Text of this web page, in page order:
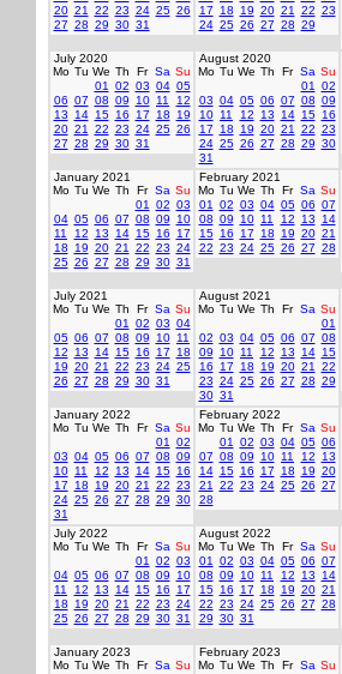
20 21 22 23 24 25 26
27 28 29 30 31
17
18 19 20 21 22 23
24 25 26 27 28 29
July 2020
Mo Tu We Th Fr Sa Su
01
02 03 04 05
06 07 08 09 10 11
12
13
14 15 16 17 18
19
20 21 22 23 24 25 26
27 28 29 30 31
August 2020
Mo Tu We Th Fr Sa Su
01
02
03 04 05 06 07 08 09
10 11 12 13 14 15 16
17
18 19 20 21 22 23
24 25 26 27 28 29 30
31
January 2021
Mo Tu We Th Fr Sa Su
01
02 03
04 05 06 07 08 09
10
11
12 13 14 15 16
17
18
19 20 21 22 23 24
25 26 27 28 29 30 31
February 2021
Mo Tu We Th Fr Sa Su
01
02 03 04 05 06 07
08 09 10 11 12 13
14
15 16 17 18 19 20 21
22 23 24 25 26 27 28
July 2021
Mo Tu We Th Fr Sa Su
01
02 03 04
05 06 07 08 09 10 11
12
13 14 15 16 17
18
19 20 21 22 23 24 25
26 27 28 29 30 31
August 2021
Mo Tu We Th Fr Sa Su
01
02 03 04 05 06 07 08
09
10 11 12 13 14 15
16
17 18 19 20 21
22
23 24 25 26 27 28 29
30 31
January 2022
Mo Tu We Th Fr Sa Su
01
02
03 04 05 06 07 08 09
10 11 12 13 14 15 16
17
18 19 20 21 22 23
24 25 26 27 28 29 30
31
February 2022
Mo Tu We Th Fr Sa Su
01
02 03 04 05 06
07 08 09 10 11 12
13
14 15 16 17 18 19 20
21
22 23 24 25 26 27
28
July 2022
Mo Tu We Th Fr Sa Su
01
02 03
04 05 06 07 08 09
10
11
12 13 14 15 16
17
18
19 20 21 22 23 24
25 26 27 28 29 30 31
August 2022
Mo Tu We Th Fr Sa Su
01
02 03 04 05 06 07
08 09 10 11 12 13
14
15 16 17 18 19 20 21
22 23 24 25 26 27 28
29 30 31
January 2023
Mo Tu We Th Fr Sa Su
February 2023
Mo Tu We Th Fr Sa Su